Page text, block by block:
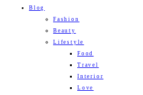
Blog
Fashion
Beauty
Lifestyle
Food
Travel
Interior
Love